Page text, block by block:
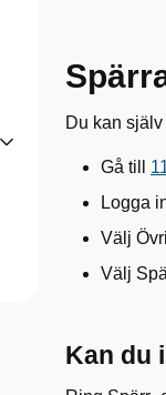
Du kan
Gå till
Logga
Välj
Välj
Kan du